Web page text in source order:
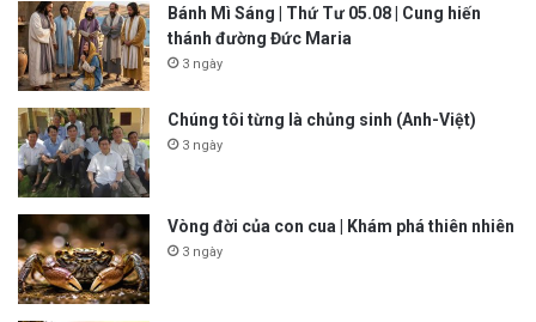
Bánh Mì Sáng | Thứ Tư 05.08 | Cung hiến
thánh đường Đức Maria
3 ngày
Chúng tôi từng là chủng sinh (Anh-Việt)
3 ngày
Vòng đời của con cua | Khám phá thiên nhiên
3 ngày